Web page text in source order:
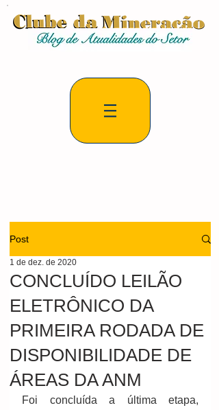
Post
CONCLUÍDO LEILÃO
ELETRÔNICO DA
PRIMEIRA RODADA DE
DISPONIBILIDADE DE
ÁREAS DA ANM
1 de dez. de 2020
Foi concluída a última etapa,